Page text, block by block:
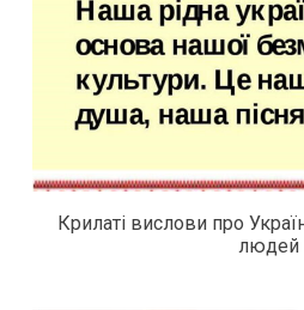
Крилаті вислови про
людей